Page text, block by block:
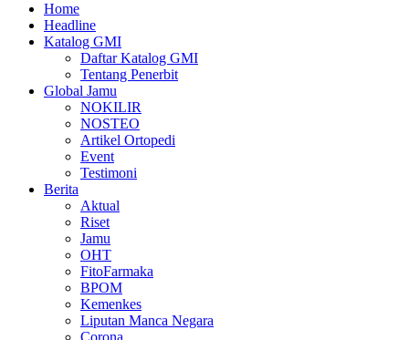
Home
Headline
Katalog GMI
Daftar Katalog GMI
Tentang Penerbit
Global Jamu
NOKILIR
NOSTEO
Artikel Ortopedi
Event
Testimoni
Berita
Aktual
Riset
Jamu
OHT
FitoFarmaka
BPOM
Kemenkes
Liputan Manca Negara
Corona